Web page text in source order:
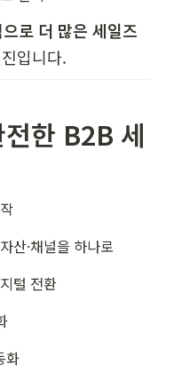
로 더 많은 세일즈
입니다.
한 B2B 세
산·채널을 하나로
털 전환
화